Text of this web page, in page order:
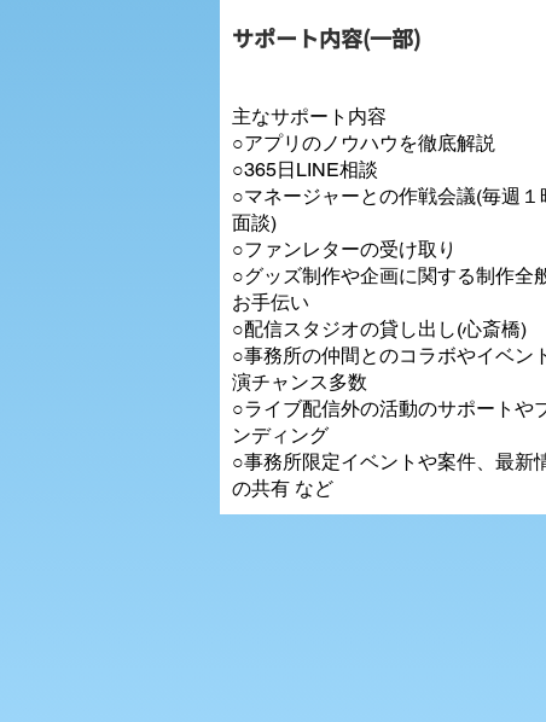
サポート内容(一部)
主なサポート内容
○アプリのノウハウを徹底解説
○365日LINE相談
○マネージャーとの作戦会議(毎週１
面談)
○ファンレターの受け取り
○グッズ制作や企画に関する制作全
お手伝い
○配信スタジオの貸し出し(心斎橋)
○事務所の仲間とのコラボやイベン
演チャンス多数
○ライブ配信外の活動のサポートや
ンディング
○事務所限定イベントや案件、最新
の共有 など